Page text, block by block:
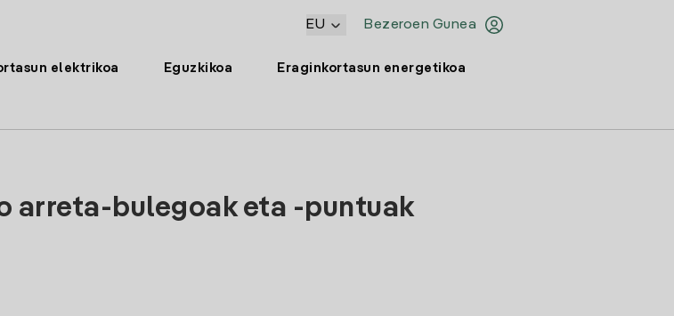
Bezeroen Gunea
EU
elektrikoa Eguzkikoa Eraginkortasun energetikoa
arreta-bulegoak eta -puntuak